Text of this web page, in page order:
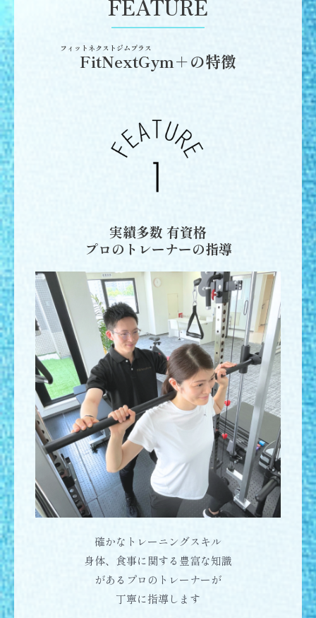
FEATURE
フィットネクストジムプラス
FitNextGym＋の特徴
実績多数 有資格
プロのトレーナーの指導
確かなトレーニングスキル
身体、食事に関する豊富な知識
があるプロのトレーナーが
丁寧に指導します